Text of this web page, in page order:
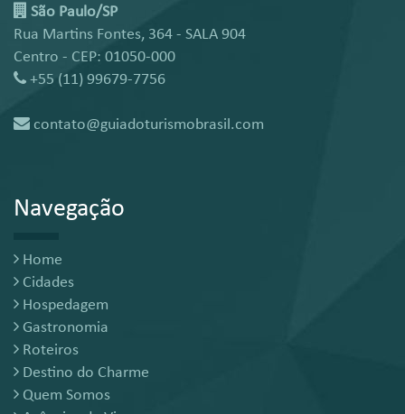
São Paulo/SP
Rua Martins Fontes, 364 - SALA 904
Centro - CEP: 01050-000
+55 (11) 99679-7756
contato@guiadoturismobrasil.com
Navegação
Home
Cidades
Hospedagem
Gastronomia
Roteiros
Destino do Charme
Quem Somos